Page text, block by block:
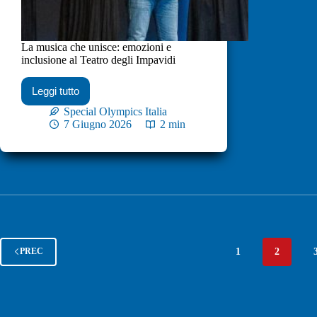
La musica che unisce: emozioni e
inclusione al Teatro degli Impavidi
Leggi tutto
Special Olympics Italia
7 Giugno 2026
2 min
PREC 1 2